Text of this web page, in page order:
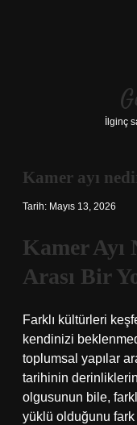
İlginç
Kamer ayı
Tarih: Mayıs 13, 2026
Kamer
Arası Bir
Farklı kültürleri
kendinizi
toplumsal yapılar
tarihinin
olgusunun bile,
yüklü olduğunu